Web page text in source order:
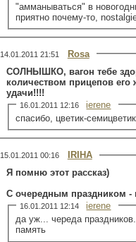
"амманываться" в
приятно почему-то,
14.01.2011 21:51
Rosa
СОЛНЫШКО, вагон тебе
количеством прицепов его
удачи!!!!
16.01.2011 12:16
ierene
спасибо, цветик-
15.01.2011 00:16
IRIHA
Я помню этот рассказ)
С очередным праздником -
16.01.2011 12:14
ierene
да уж... череда
память